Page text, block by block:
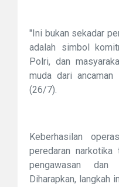
"Ini bukan sekadar
adalah simbol
Polri, dan
muda dari ancaman
(26/7).
Keberhasilan
peredaran
pengawasan dan
Diharapkan, langkah